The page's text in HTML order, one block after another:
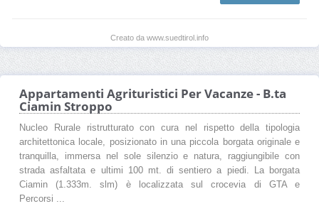
Creato da www.suedtirol.info
Appartamenti Agrituristici Per Vacanze - B.ta
Ciamin Stroppo
Nucleo Rurale ristrutturato con cura nel rispetto della tipologia
architettonica locale, posizionato in una piccola borgata originale e
tranquilla, immersa nel sole silenzio e natura, raggiungibile con
strada asfaltata e ultimi 100 mt. di sentiero a piedi. La borgata
Ciamin (1.333m. slm) è localizzata sul crocevia di GTA e
Percorsi ...